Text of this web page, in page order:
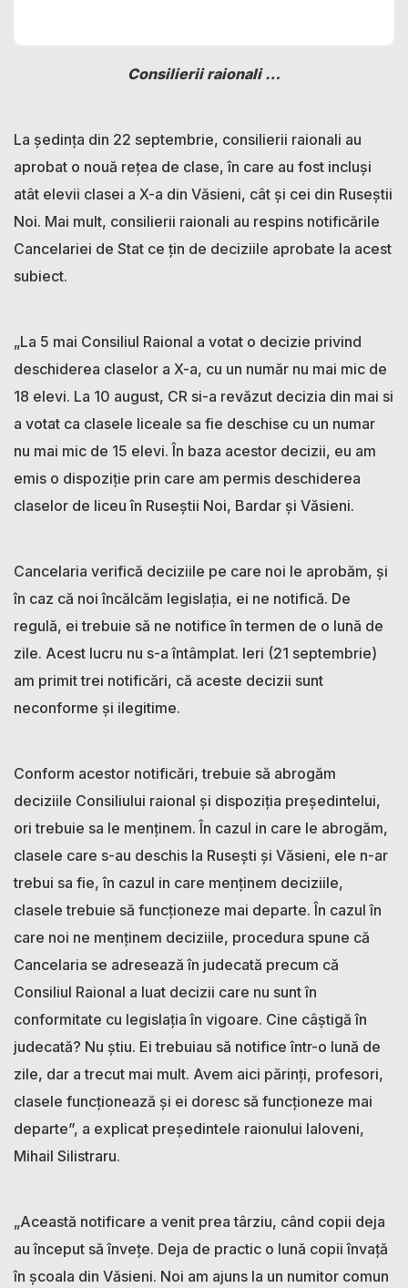
Consilierii raionali …
La ședința din 22 septembrie, consilierii raionali au
aprobat o nouă rețea de clase, în care au fost incluși
atât elevii clasei a X-a din Văsieni, cât și cei din Ruseștii
Noi. Mai mult, consilierii raionali au respins notificările
Cancelariei de Stat ce țin de deciziile aprobate la acest
subiect.
„La 5 mai Consiliul Raional a votat o decizie privind
deschiderea claselor a X-a, cu un număr nu mai mic de
18 elevi. La 10 august, CR si-a revăzut decizia din mai si
a votat ca clasele liceale sa fie deschise cu un numar
nu mai mic de 15 elevi. În baza acestor decizii, eu am
emis o dispoziție prin care am permis deschiderea
claselor de liceu în Ruseștii Noi, Bardar și Văsieni.
Cancelaria verifică deciziile pe care noi le aprobăm, și
în caz că noi încălcăm legislația, ei ne notifică. De
regulă, ei trebuie să ne notifice în termen de o lună de
zile. Acest lucru nu s-a întâmplat. Ieri (21 septembrie)
am primit trei notificări, că aceste decizii sunt
neconforme și ilegitime.
Conform acestor notificări, trebuie să abrogăm
deciziile Consiliului raional și dispoziția președintelui,
ori trebuie sa le menținem. În cazul in care le abrogăm,
clasele care s-au deschis la Rusești și Văsieni, ele n-ar
trebui sa fie, în cazul in care menținem deciziile,
clasele trebuie să funcționeze mai departe. În cazul în
care noi ne menținem deciziile, procedura spune că
Cancelaria se adresează în judecată precum că
Consiliul Raional a luat decizii care nu sunt în
conformitate cu legislația în vigoare. Cine câștigă în
judecată? Nu știu. Ei trebuiau să notifice într-o lună de
zile, dar a trecut mai mult. Avem aici părinți, profesori,
clasele funcționează și ei doresc să funcționeze mai
departe”, a explicat președintele raionului Ialoveni,
Mihail Silistraru.
„Această notificare a venit prea târziu, când copii deja
au început să învețe. Deja de practic o lună copii învață
în școala din Văsieni. Noi am ajuns la un numitor comun